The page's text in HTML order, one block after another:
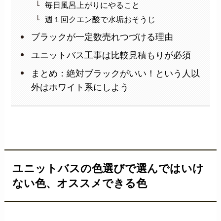
毎日風呂上がりにやること
週１回クエン酸で水垢おそうじ
ブラックが一定数売れつづける理由
ユニットバス工事は比較見積もりが必須
まとめ：絶対ブラックがいい！という人以
外はホワイト系にしよう
ユニットバスの色選びで選んではいけ
ない色、オススメできる色